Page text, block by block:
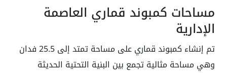
مساحات كمبوند قماري العاصمة
الإدارية
تم إنشاء كمبوند قماري على مساحة تمتد إلى 25.5
فدان
وهي مساحة مثالية تجمع بين البنية التحتية الحديثة